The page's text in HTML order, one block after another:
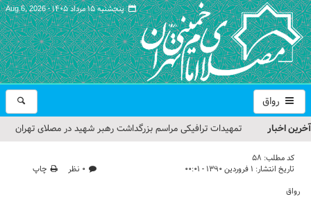
پنجشنبه ۱۵ مرداد ۱۴۰۵ - Aug 6, 2026
رواق
آخرین اخبار
تمهیدات ترافیکی مراسم بزرگداشت رهبر شهید در مصلای تهران
حجت‌الاسلام حاج علی‌اکبری؛ خطیب این هفته نماز جمعه تهران
کد مطلب: 58
تاریخ انتشار: ۱ فروردین ۱۳۹۰ - ۰۰:۰۱ ۰ نظر
چاپ
رواق